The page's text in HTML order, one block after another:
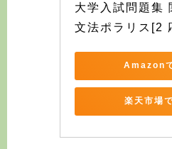
大学入試問題集
文法ポラリス[2
Amazon
楽天市場